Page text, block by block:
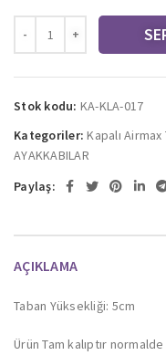
Stok kodu: KA-KLA-017
Kategoriler: Kapalı
AYAKKABILAR
Paylaş:
AÇIKLAMA
Taban Yüksekliği: 5cm
Ürün Tam kalıptır